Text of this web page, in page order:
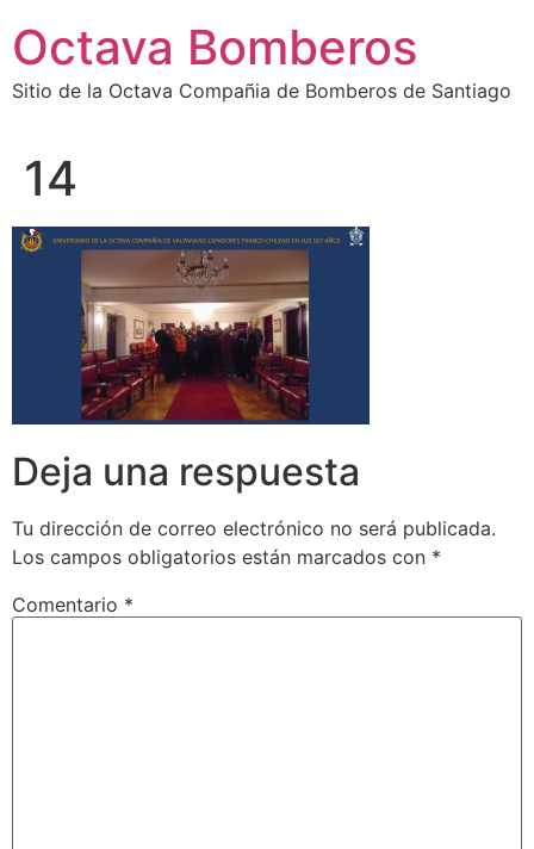
Octava Bomberos
Sitio de la Octava Compañia de Bomberos de Santiago
14
Deja una respuesta
Tu dirección de correo electrónico no será publicada.
Los campos obligatorios están marcados con *
Comentario *